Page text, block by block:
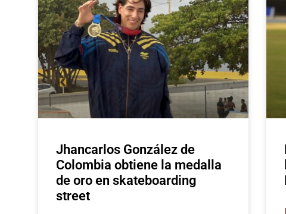
Jhancarlos González de
Colombia obtiene la medalla
de oro en skateboarding
street